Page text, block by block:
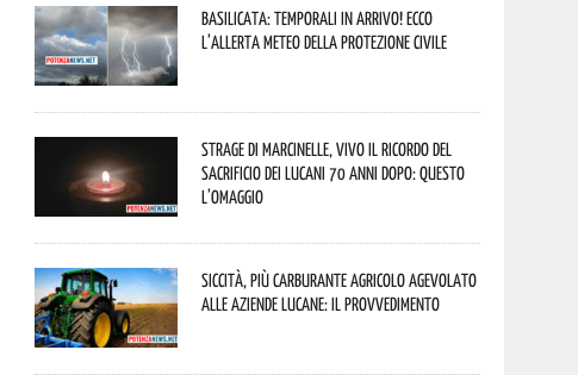
Basilicata: temporali in arrivo! Ecco
l’allerta meteo della Protezione civile
Strage di Marcinelle, vivo il ricordo del
sacrificio dei lucani 70 anni dopo: questo
l’omaggio
Siccità, più carburante agricolo agevolato
alle aziende lucane: il provvedimento